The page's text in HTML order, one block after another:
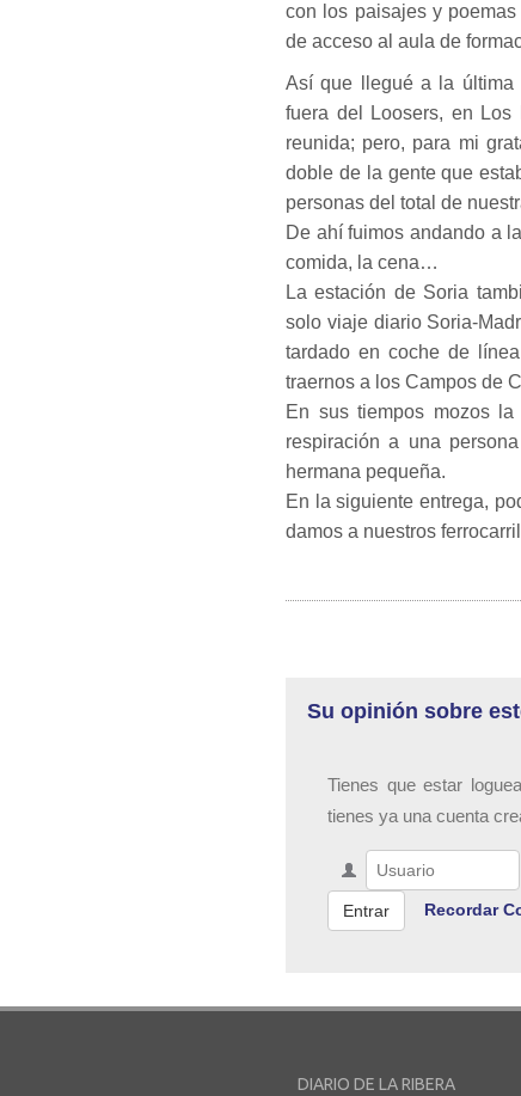
con los paisajes y
de acceso al aula de
Así que llegué a la última
fuera del Loosers, en
reunida; pero, para mi
doble de la gente que
personas del total de
De ahí fuimos andando a
comida, la cena…
La estación de Soria
solo viaje diario Soria-
tardado en coche de
traernos a los Campos de
En sus tiempos mozos
respiración a una
hermana pequeña.
En la siguiente entrega,
damos a nuestros
Su opinión sobre
Tienes que estar
tienes ya una cuenta
Recordar
DIARIO DE LA RIBERA